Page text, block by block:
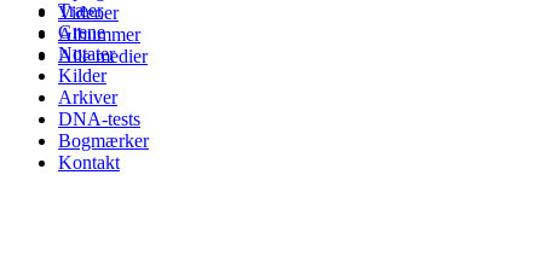
Videoer
Albummer
Alle medier
Træer
Grene
Notater
Kilder
Arkiver
DNA-tests
Bogmærker
Kontakt